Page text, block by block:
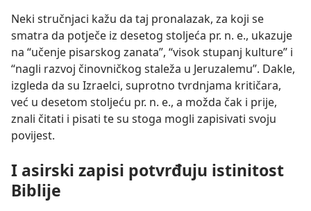
Neki stručnjaci kažu da taj pronalazak, za koji se
smatra da potječe iz desetog stoljeća pr. n. e., ukazuje
na “učenje pisarskog zanata”, “visok stupanj kulture” i
“nagli razvoj činovničkog staleža u Jeruzalemu”. Dakle,
izgleda da su Izraelci, suprotno tvrdnjama kritičara,
već u desetom stoljeću pr. n. e., a možda čak i prije,
znali čitati i pisati te su stoga mogli zapisivati svoju
povijest.
I asirski zapisi potvrđuju istinitost
Biblije